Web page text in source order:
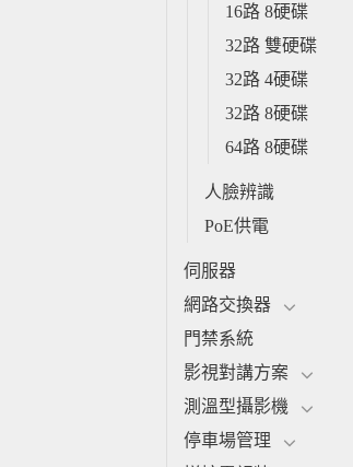
16路 8硬碟
32路 雙硬碟
32路 4硬碟
32路 8硬碟
64路 8硬碟
人臉辨識
PoE供電
伺服器
網路交換器
門禁系統
影視對講方案
測溫型攝影機
停車場管理